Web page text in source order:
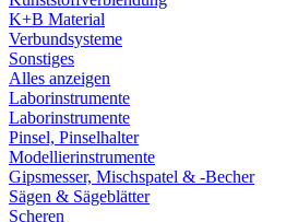
K+B Material
Verbundsysteme
Sonstiges
Alles anzeigen
Laborinstrumente
Laborinstrumente
Pinsel, Pinselhalter
Modellierinstrumente
Gipsmesser, Mischspatel & -Becher
Sägen & Sägeblätter
Scheren